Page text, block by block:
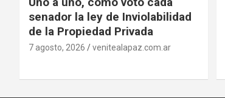
senador la ley de Inviolabilidad
de la Propiedad Privada
7 agosto, 2026 venitealapaz.com.ar